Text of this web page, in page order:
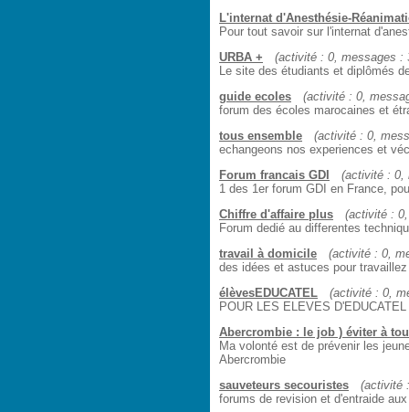
L'internat d'Anesthésie-
Pour tout savoir sur l'internat
URBA +
(activité : 0, messages :
Le site des étudiants et diplômés
guide ecoles
(activité : 0,
forum des écoles marocaines et
tous ensemble
(activité : 0,
echangeons nos experiences et
Forum francais GDI
(activité : 0,
1 des 1er forum GDI en France,
Chiffre d'affaire plus
(activité :
Forum dedié au differentes
travail à domicile
(activité : 0,
des idées et astuces pour
élèvesEDUCATEL
(activité : 0,
POUR LES ELEVES D'EDUCATEL
Abercrombie : le job ) éviter à
Ma volonté est de prévenir les
Abercrombie
sauveteurs secouristes
(activité
forums de revision et d'entraide